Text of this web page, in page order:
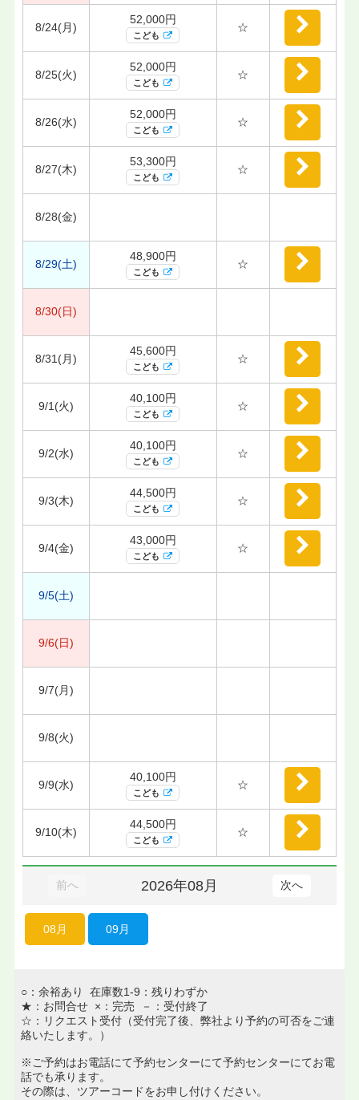
8/24(月)
52,000円
こども
☆
8/25(火)
52,000円
こども
☆
8/26(水)
52,000円
こども
☆
8/27(木)
53,300円
こども
☆
8/28(金)
8/29(土)
48,900円
こども
☆
8/30(日)
8/31(月)
45,600円
こども
☆
9/1(火)
40,100円
こども
☆
9/2(水)
40,100円
こども
☆
9/3(木)
44,500円
こども
☆
9/4(金)
43,000円
こども
☆
9/5(土)
9/6(日)
9/7(月)
9/8(火)
9/9(水)
40,100円
こども
☆
9/10(木)
44,500円
こども
☆
前へ 2026年08月 次へ
08月 09月
○：余裕あり 在庫数1-9：残りわずか
★：お問合せ ×：完売 －：受付終了
☆：リクエスト受付（受付完了後、弊社より予約の可否をご連
絡いたします。）
※ご予約はお電話にて予約センターにて予約センターにてお電
話でも承ります。
その際は、ツアーコードをお申し付けください。